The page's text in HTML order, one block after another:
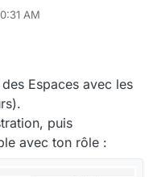
AM
Apr 16, 2021, 1:15 PM
Espaces avec les
puis
avec ton rôle :